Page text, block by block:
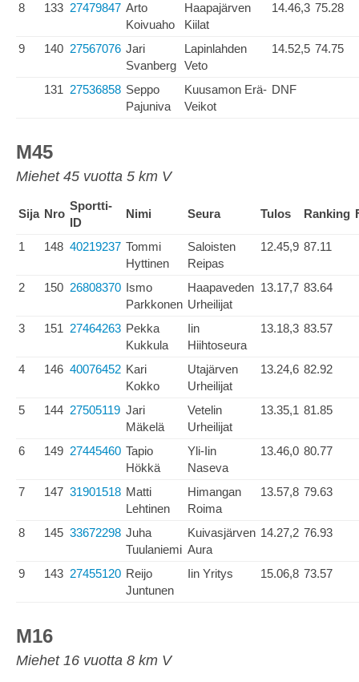
8 133 27479847 Arto
Koivuaho
Haapajärven
Kiilat
14.46,3 75.28
9 140 27567076 Jari
Svanberg
Lapinlahden
Veto
14.52,5 74.75
131 27536858 Seppo
Pajuniva
Kuusamon Erä-
Veikot
DNF
M45
Miehet 45 vuotta 5 km V
Sija Nro
Sportti-
ID
Nimi Seura Tulos Ranking
1 148 40219237 Tommi
Hyttinen
Saloisten
Reipas
12.45,9 87.11
2 150 26808370 Ismo
Parkkonen
Haapaveden
Urheilijat
13.17,7 83.64
3 151 27464263 Pekka
Kukkula
Iin
Hiihtoseura
13.18,3 83.57
4 146 40076452 Kari
Kokko
Utajärven
Urheilijat
13.24,6 82.92
5 144 27505119 Jari
Mäkelä
Vetelin
Urheilijat
13.35,1 81.85
6 149 27445460 Tapio
Hökkä
Yli-Iin
Naseva
13.46,0 80.77
7 147 31901518 Matti
Lehtinen
Himangan
Roima
13.57,8 79.63
8 145 33672298 Juha
Tuulaniemi
Kuivasjärven
Aura
14.27,2 76.93
9 143 27455120 Reijo
Juntunen
Iin Yritys 15.06,8 73.57
M16
Miehet 16 vuotta 8 km V